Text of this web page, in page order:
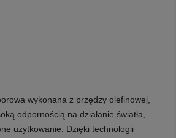
wykonana z przędzy olefinowej,
odpornością na działanie światła,
użytkowanie. Dzięki technologii